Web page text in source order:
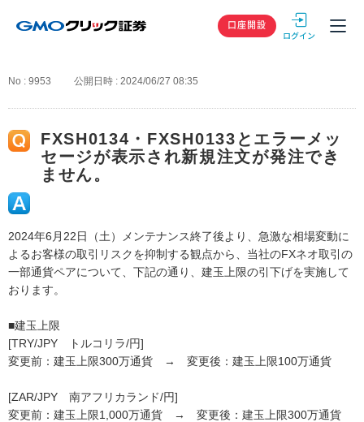
GMOクリック
口座開設
No : 9953 公開日時 : 2024/06/27 08:35
FXSH0134・FXSH0133とエラーメッ
セージが表示され新規注文が発注でき
ません。
2024年6月22日（土）メンテナンス終了後より、急激な相場変動に
よるお客様の取引リスクを抑制する観点から、当社のFXネオ取引の
一部通貨ペアについて、下記の通り、建玉上限の引下げを実施して
おります。
■建玉上限
[TRY/JPY トルコリラ/円]
変更前：建玉上限300万通貨 → 変更後：建玉上限100万通貨
[ZAR/JPY 南アフリカランド/円]
変更前：建玉上限1,000万通貨 → 変更後：建玉上限300万通貨